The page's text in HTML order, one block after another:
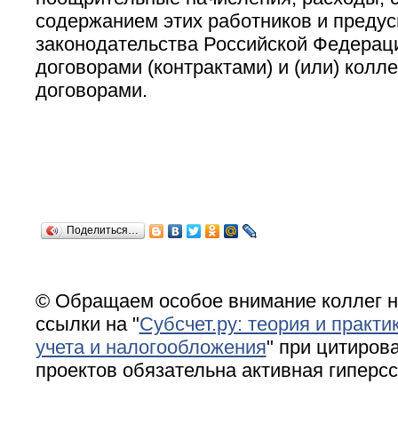
содержанием этих работников и
законодательства Российской
договорами (контрактами) и (или)
договорами.
Поделиться…
© Обращаем особое внимание коллег
ссылки на "Субсчет.ру: теория и
учета и налогообложения" при
проектов обязательна активная